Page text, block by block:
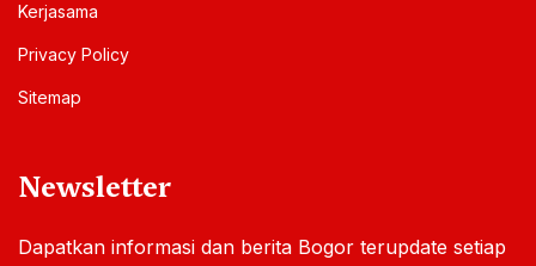
Kerjasama
Privacy Policy
Sitemap
Newsletter
Dapatkan informasi dan berita Bogor terupdate setiap